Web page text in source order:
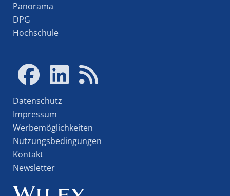
Panorama
DPG
Hochschule
Datenschutz
Impressum
Werbemöglichkeiten
Nutzungsbedingungen
Kontakt
Newsletter